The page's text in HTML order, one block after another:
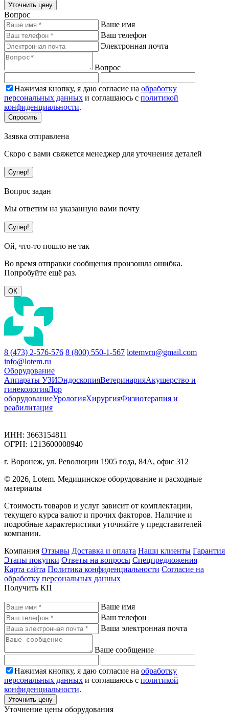
Уточнить цену
Вопрос
Ваше имя
Ваш телефон
Электронная почта
Вопрос
Нажимая кнопку, я даю согласие на обработку
персональных данных и соглашаюсь с политикой
конфиденциальности.
Спросить
Заявка отправлена
Скоро с вами свяжется менеджер для уточнения деталей
Супер!
Вопрос задан
Мы ответим на указанную вами почту
Супер!
Ой, что-то пошло не так
Во время отправки сообщения произошла ошибка.
Попробуйте ещё раз.
ОК
8 (473) 2-576-576 8 (800) 550-1-567 lotemvrn@gmail.com
info@lotem.ru
Оборудование
Аппараты УЗИЭндоскопияВетеринарияАкушерство и
гинекологияЛор
оборудованиеУрологияХирургияФизиотерапия и
реабилитация
ИНН: 3663154811
ОГРН: 1213600008940
г. Воронеж, ул. Революции 1905 года, 84А, офис 312
© 2026, Lotem. Медицинское оборудование и расходные
материалы
Стоимость товаров и услуг зависит от комплектации,
текущего курса валют и прочих факторов. Наличие и
подробные характеристики уточняйте у представителей
компании.
Компания Отзывы Доставка и оплата Наши клиенты Гарантия
Этапы покупки Ответы на вопросы Спецпредложения
Карта сайта Политика конфиденциальности Согласие на
обработку персональных данных
Получить КП
Ваше имя
Ваш телефон
Ваша электронная почта
Ваше сообщение
Нажимая кнопку, я даю согласие на обработку
персональных данных и соглашаюсь с политикой
конфиденциальности.
Уточнить цену
Уточнение цены оборудования